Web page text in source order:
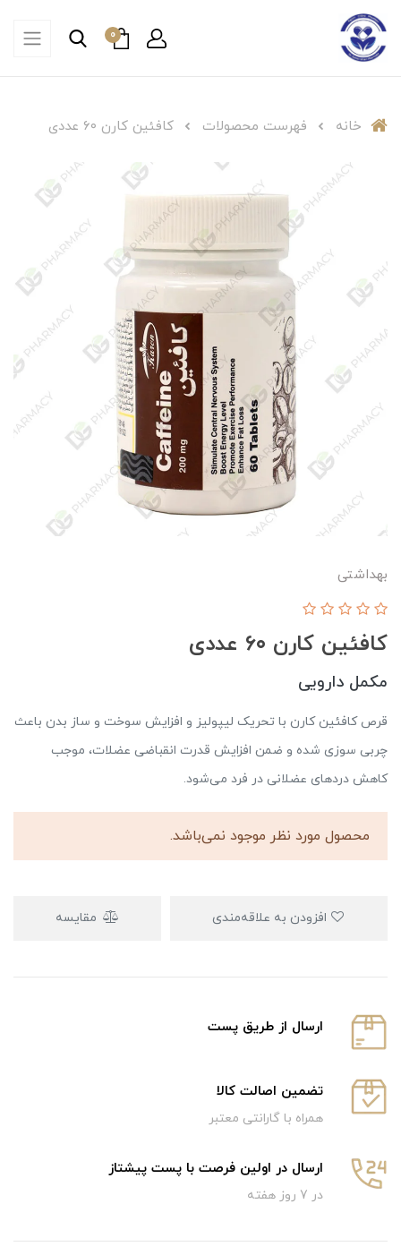
0
خانه فهرست محصولات کافئین کارن ۶۰ عددی
بهداشتی
کافئین کارن ۶۰ عددی
مکمل دارویی
قرص کافئین کارن با تحریک لیپولیز و افزایش سوخت و ساز بدن باعث
چربی سوزی شده و ضمن افزایش قدرت انقباضی عضلات، موجب
کاهش دردهای عضلانی در فرد می‌شود.
محصول مورد نظر موجود نمی‌باشد.
مقایسه
ارسال از طریق پست
تضمین اصالت کالا
همراه با گارانتی معتبر
ارسال در اولین فرصت با پست پیشتاز
در 7 روز هفته